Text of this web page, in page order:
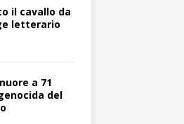
il cavallo da
letterario
a 71
del